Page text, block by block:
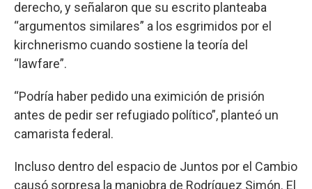
derecho, y señalaron que su escrito planteaba
“argumentos similares” a los esgrimidos por el
kirchnerismo cuando sostiene la teoría del
“lawfare”.
“Podría haber pedido una eximición de prisión
antes de pedir ser refugiado político”, planteó un
camarista federal.
Incluso dentro del espacio de Juntos por el Cambio
causó sorpresa la maniobra de Rodríguez Simón. El